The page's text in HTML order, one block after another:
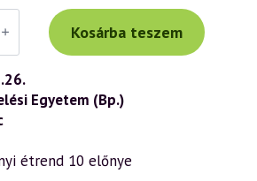
Kosárba teszem
Egyetem (Bp.)
étrend 10 előnye